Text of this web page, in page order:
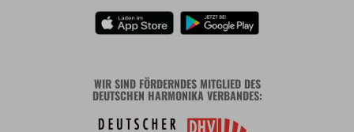
WIR SIND FÖRDERNDES MITGLIED DES
DEUTSCHEN HARMONIKA VERBANDES: